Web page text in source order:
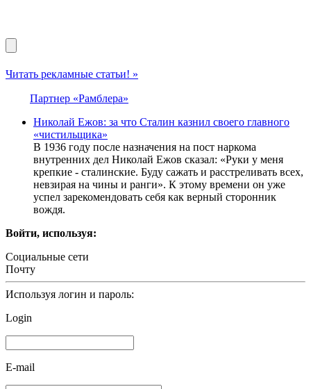
Читать рекламные статьи! »
Партнер «Рамблера»
Николай Ежов: за что Сталин казнил своего главного
«чистильщика»
В 1936 году после назначения на пост наркома
внутренних дел Николай Ежов сказал: «Руки у меня
крепкие - сталинские. Буду сажать и расстреливать всех,
невзирая на чины и ранги». К этому времени он уже
успел зарекомендовать себя как верный сторонник
вождя.
Войти, используя:
Социальные сети
Почту
Используя логин и пароль:
Login
E-mail